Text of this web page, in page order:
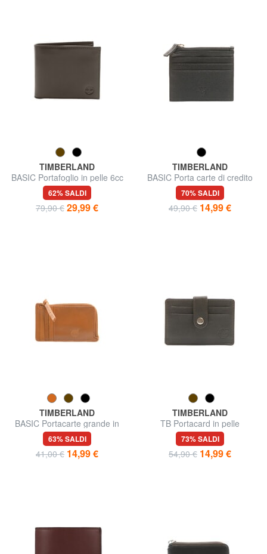
TIMBERLAND
BASIC Portafoglio in pelle 6cc
62% SALDI
79,90 € 29,99 €
TIMBERLAND
BASIC Porta carte di credito
con zip
70% SALDI
49,90 € 14,99 €
TIMBERLAND
BASIC Portacarte grande in
pelle con zip
63% SALDI
41,00 € 14,99 €
TIMBERLAND
TB Portacard in pelle
73% SALDI
54,90 € 14,99 €